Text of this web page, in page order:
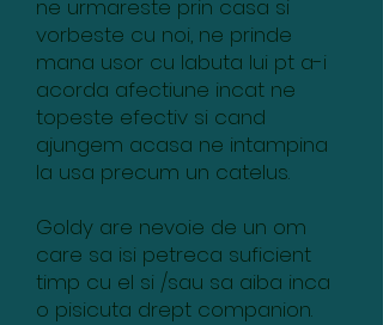
ne urmareste prin casa si
vorbeste cu noi, ne prinde
mana usor cu labuta lui pt a-i
acorda afectiune incat ne
topeste efectiv si cand
ajungem acasa ne intampina
la usa precum un catelus.
Goldy are nevoie de un om
care sa isi petreca suficient
timp cu el si /sau sa aiba inca
o pisicuta drept companion.